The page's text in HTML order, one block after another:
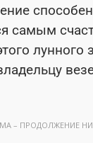
самым
лунного
– ПРОДОЛЖЕНИЕ